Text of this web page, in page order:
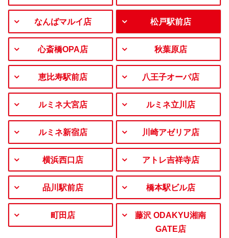
なんばマルイ店 松戸駅前店
心斎橋OPA店 秋葉原店
恵比寿駅前店 八王子オーパ店
ルミネ大宮店 ルミネ立川店
ルミネ新宿店 川崎アゼリア店
横浜西口店 アトレ吉祥寺店
品川駅前店 橋本駅ビル店
町田店
藤沢 ODAKYU湘南
GATE店